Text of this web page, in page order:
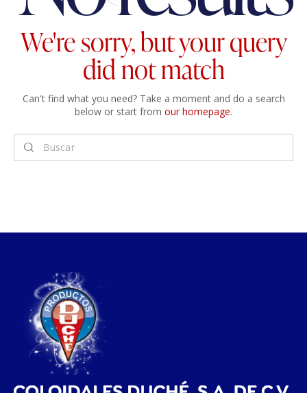
We're sorry, but your query
did not match
Can't find what you need? Take a moment and do a search
below or start from our homepage.